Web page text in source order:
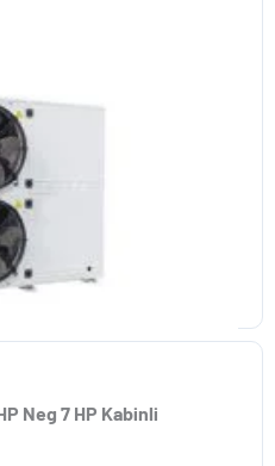
Neg 7 HP Kabinli